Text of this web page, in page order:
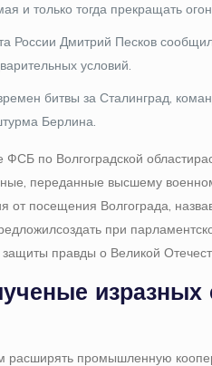
и только тогда прекращать
России Дмитрий Песков
условий.
битвы за Сталинград,
Берлина.
по Волгоградской области
переданные высшему
от посещения Волгограда,
создать при
правды о Великой
из разных
промышленную